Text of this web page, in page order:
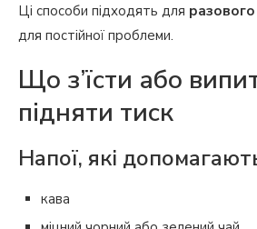
Ці способи підходять для разового
для постійної проблеми.
Що з’їсти або
підняти тиск
Напої, які
кава